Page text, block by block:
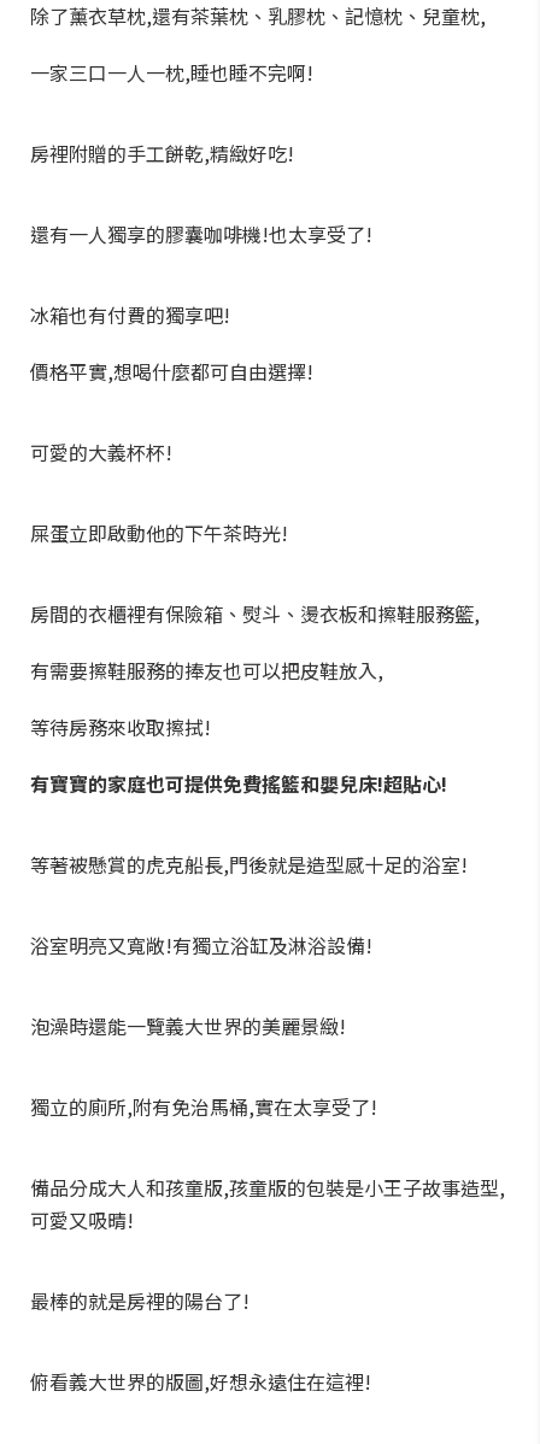
除了薰衣草枕,還有茶葉枕、乳膠枕、記憶枕、兒童枕,
一家三口一人一枕,睡也睡不完啊!
房裡附贈的手工餅乾,精緻好吃!
還有一人獨享的膠囊咖啡機!也太享受了!
冰箱也有付費的獨享吧!
價格平實,想喝什麼都可自由選擇!
可愛的大義杯杯!
屎蛋立即啟動他的下午茶時光!
房間的衣櫃裡有保險箱、熨斗、燙衣板和擦鞋服務籃,
有需要擦鞋服務的捧友也可以把皮鞋放入,
等待房務來收取擦拭!
有寶寶的家庭也可提供免費搖籃和嬰兒床!超貼心!
等著被懸賞的虎克船長,門後就是造型感十足的浴室!
浴室明亮又寬敞!有獨立浴缸及淋浴設備!
泡澡時還能一覽義大世界的美麗景緻!
獨立的廁所,附有免治馬桶,實在太享受了!
備品分成大人和孩童版,孩童版的包裝是小王子故事造型,
可愛又吸晴!
最棒的就是房裡的陽台了!
俯看義大世界的版圖,好想永遠住在這裡!